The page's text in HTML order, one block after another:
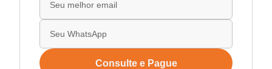
Consulte e Pague